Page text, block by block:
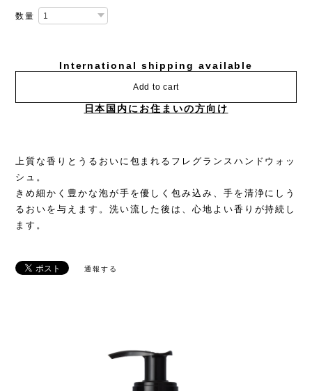
数量
International shipping available
Add to cart
日本国内にお住まいの方向け
上質な香りとうるおいに包まれるフレグランスハンドウォッ
シュ。
きめ細かく豊かな泡が手を優しく包み込み、手を清浄にしう
るおいを与えます。洗い流した後は、心地よい香りが持続し
ます。
通報する